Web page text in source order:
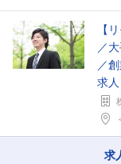
【
／
／
求人
求